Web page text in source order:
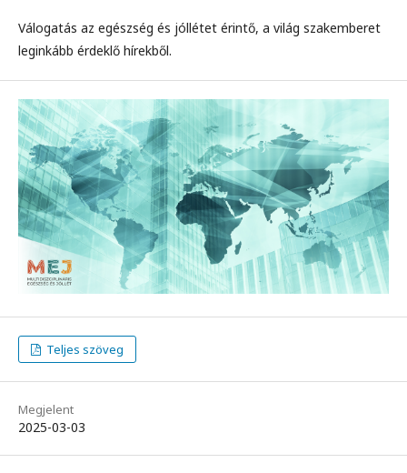
Válogatás az egészség és jóllétet érintő, a világ szakemberet
leginkább érdeklő hírekből.
Teljes szöveg
Megjelent
2025-03-03